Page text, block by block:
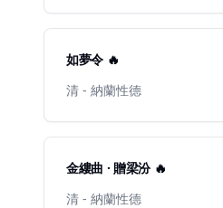
如夢令 🔥
清 - 納蘭性德
金縷曲 · 贈梁汾 🔥
清 - 納蘭性德